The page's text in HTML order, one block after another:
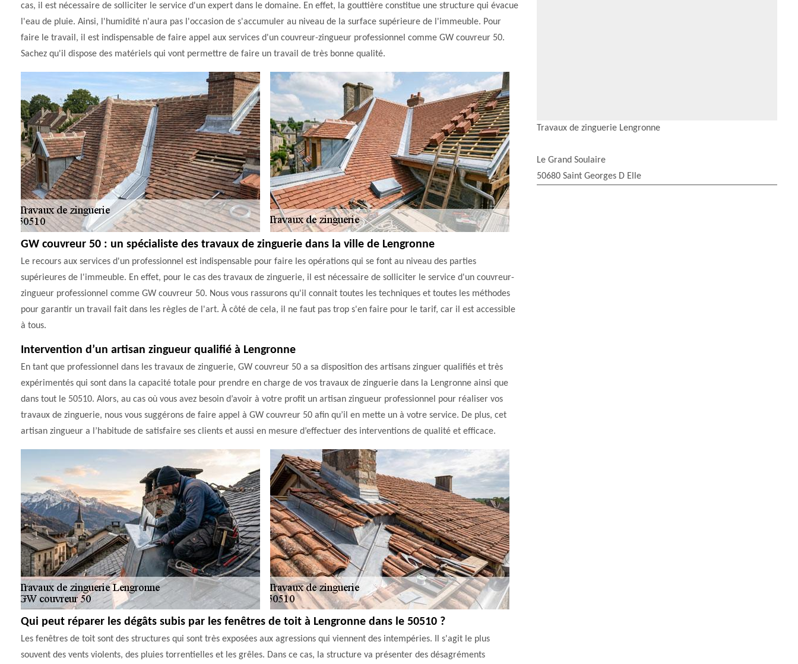
cas, il est nécessaire de solliciter le service d'un expert dans le domaine. En effet, la gouttière constitue une structure qui évacue
l'eau de pluie. Ainsi, l'humidité n'aura pas l'occasion de s'accumuler au niveau de la surface supérieure de l'immeuble. Pour
faire le travail, il est indispensable de faire appel aux services d'un couvreur-zingueur professionnel comme GW couvreur 50.
Sachez qu'il dispose des matériels qui vont permettre de faire un travail de très bonne qualité.
GW couvreur 50 : un spécialiste des travaux de zinguerie dans la ville de Lengronne
Le recours aux services d'un professionnel est indispensable pour faire les opérations qui se font au niveau des parties
supérieures de l'immeuble. En effet, pour le cas des travaux de zinguerie, il est nécessaire de solliciter le service d'un couvreur-
zingueur professionnel comme GW couvreur 50. Nous vous rassurons qu'il connait toutes les techniques et toutes les méthodes
pour garantir un travail fait dans les règles de l'art. À côté de cela, il ne faut pas trop s'en faire pour le tarif, car il est accessible
à tous.
Intervention d’un artisan zingueur qualifié à Lengronne
En tant que professionnel dans les travaux de zinguerie, GW couvreur 50 a sa disposition des artisans zinguer qualifiés et très
expérimentés qui sont dans la capacité totale pour prendre en charge de vos travaux de zinguerie dans la Lengronne ainsi que
dans tout le 50510. Alors, au cas où vous avez besoin d’avoir à votre profit un artisan zingueur professionnel pour réaliser vos
travaux de zinguerie, nous vous suggérons de faire appel à GW couvreur 50 afin qu’il en mette un à votre service. De plus, cet
artisan zingueur a l’habitude de satisfaire ses clients et aussi en mesure d’effectuer des interventions de qualité et efficace.
Qui peut réparer les dégâts subis par les fenêtres de toit à Lengronne dans le 50510 ?
Les fenêtres de toit sont des structures qui sont très exposées aux agressions qui viennent des intempéries. Il s'agit le plus
souvent des vents violents, des pluies torrentielles et les grêles. Dans ce cas, la structure va présenter des désagréments
Travaux de zinguerie Lengronne
Le Grand Soulaire
50680 Saint Georges D Elle